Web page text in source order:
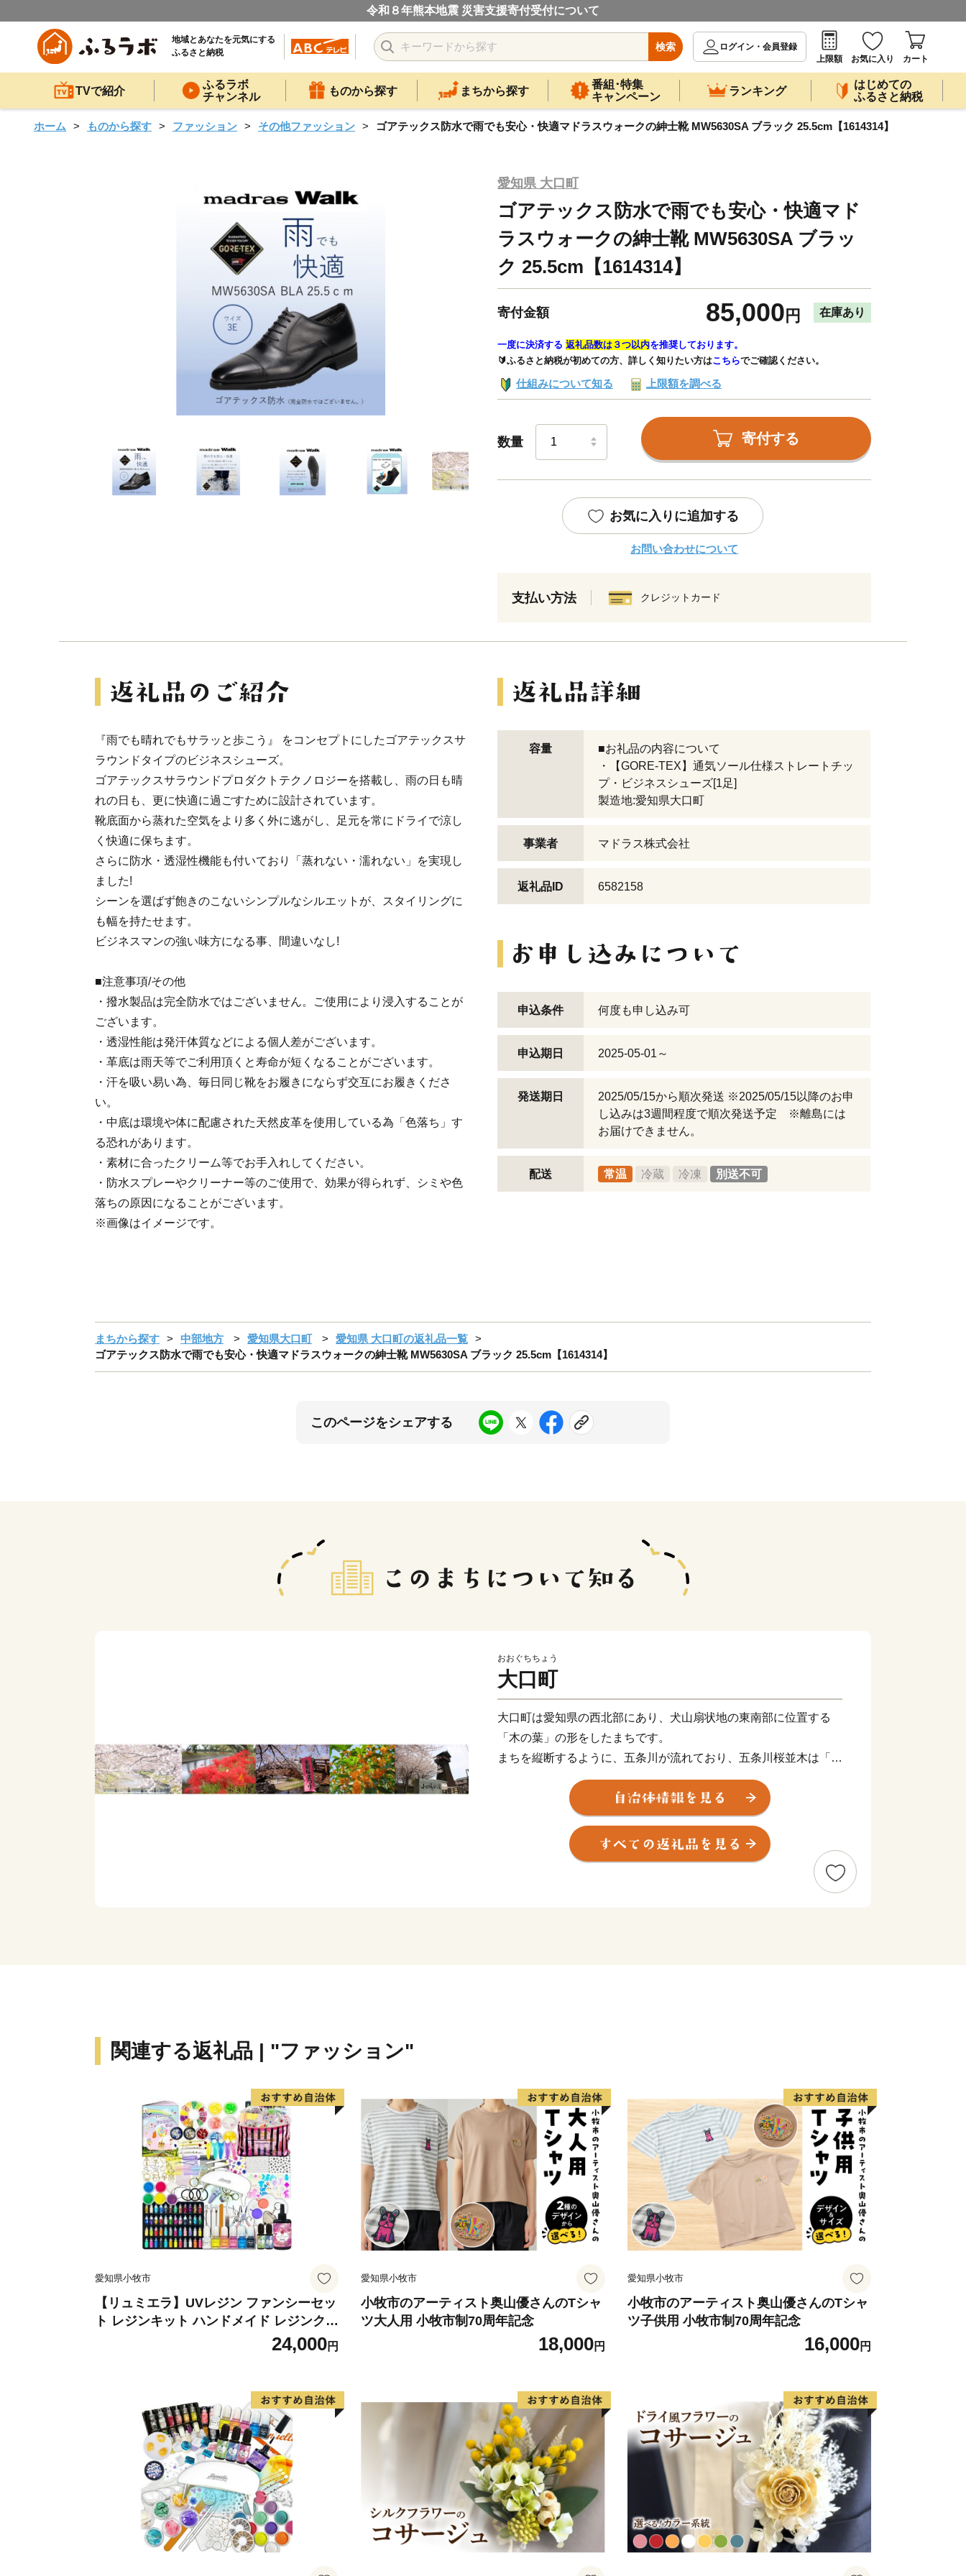
令和８年熊本地震 災害支援寄付受付について
地域とあなたを元気にする
ふるさと納税
検索
ログイン・会員登録
上限額
お気に入り カート
TVで紹介
ふるラボ
チャンネル
ものから探す まちから探す
番組･特集
キャンペーン
ランキング
はじめての
ふるさと納税
ホーム ものから探す ファッション その他ファッション ゴアテックス防水で雨でも安心・快適マドラスウォークの紳士靴 MW5630SA ブラック 25.5cm【1614314】
愛知県 大口町
ゴアテックス防水で雨でも安心・快適マド
ラスウォークの紳士靴 MW5630SA ブラッ
ク 25.5cm【1614314】
寄付金額 85,000 円 在庫あり
一度に決済する 返礼品数は３つ以内を推奨しております。
🔰ふるさと納税が初めての方、詳しく知りたい方はこちらでご確認ください。
仕組みについて知る 上限額を調べる
数量 寄付する
お気に入りに追加する
お問い合わせについて
支払い方法 クレジットカード
『雨でも晴れでもサラッと歩こう』 をコンセプトにしたゴアテックスサ
ラウンドタイプのビジネスシューズ。
ゴアテックスサラウンドプロダクトテクノロジーを搭載し、雨の日も晴
れの日も、更に快適に過ごすために設計されています。
靴底面から蒸れた空気をより多く外に逃がし、足元を常にドライで涼し
く快適に保ちます。
さらに防水・透湿性機能も付いており「蒸れない・濡れない」を実現し
ました!
シーンを選ばず飽きのこないシンプルなシルエットが、スタイリングに
も幅を持たせます。
ビジネスマンの強い味方になる事、間違いなし!
■注意事項/その他
・撥水製品は完全防水ではございません。ご使用により浸入することが
ございます。
・透湿性能は発汗体質などによる個人差がございます。
・革底は雨天等でご利用頂くと寿命が短くなることがございます。
・汗を吸い易い為、毎日同じ靴をお履きにならず交互にお履きくださ
い。
・中底は環境や体に配慮された天然皮革を使用している為「色落ち」す
る恐れがあります。
・素材に合ったクリーム等でお手入れしてください。
・防水スプレーやクリーナー等のご使用で、効果が得られず、シミや色
落ちの原因になることがございます。
※画像はイメージです。
容量
■お礼品の内容について
・【GORE-TEX】通気ソール仕様ストレートチッ
プ・ビジネスシューズ[1足]
製造地:愛知県大口町
事業者 マドラス株式会社
返礼品ID 6582158
申込条件 何度も申し込み可
申込期日 2025-05-01～
発送期日
2025/05/15から順次発送 ※2025/05/15以降のお申
し込みは3週間程度で順次発送予定 ※離島には
お届けできません。
配送 常温 冷蔵 冷凍 別送不可
まちから探す 中部地方 愛知県大口町
愛知県 大口町の返礼品一覧
ゴアテックス防水で雨でも安心・快適マドラスウォークの紳士靴 MW5630SA ブラック 25.5cm【1614314】
このページをシェアする
おおぐちちょう
大口町
大口町は愛知県の西北部にあり、犬山扇状地の東南部に位置する
「木の葉」の形をしたまちです。
まちを縦断するように、五条川が流れており、五条川桜並木は「日
本さくら名所100選」に選ばれています。
また町内には、約６８０社の企業がある一方で、国宝松江城を築城
した武将「堀尾吉晴公」の生誕地でもある
大口町には、史跡や豊かな田園風景も多く共存しています。
令和２年の住民アンケートでは、住みやすさを感じている住民の割
関連する返礼品 | "ファッション"
愛知県小牧市
【リュミエラ】UVレジン ファンシーセッ
ト レジンキット ハンドメイド レジンクラ
フト アクセサリーキット 手作り セット
24,000円
愛知県小牧市
小牧市のアーティスト奥山優さんのTシャ
ツ大人用 小牧市制70周年記念
18,000円
愛知県小牧市
小牧市のアーティスト奥山優さんのTシャ
ツ子供用 小牧市制70周年記念
16,000円